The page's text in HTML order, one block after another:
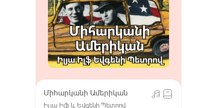
Միհարկանի Ամերիկան
Իլյա Իլֆ և Եվգենի Պետրով